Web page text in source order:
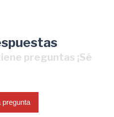
preguntas ¡Sé
pregunta